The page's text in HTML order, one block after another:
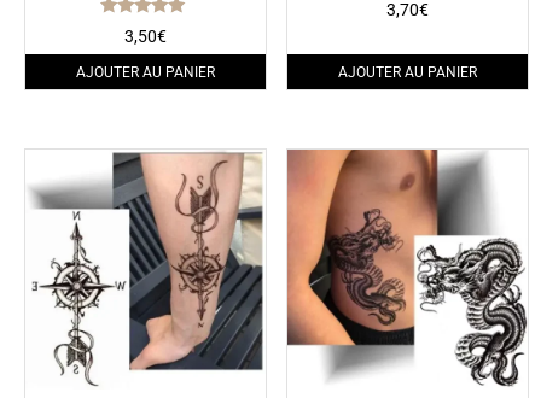
Note
5.00
sur 5
3,50€
AJOUTER AU PANIER
3,70€
AJOUTER AU PANIER